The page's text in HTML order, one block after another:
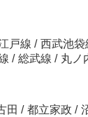
戸線 / 西武池袋
/ 総武線 / 丸ノ
田 / 都立家政 /